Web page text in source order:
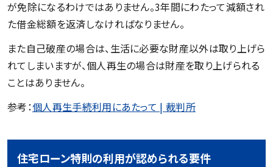
が免除になるわけではありません。3年間にわたって減額され
た借金総額を返済しなければなりません。
また自己破産の場合は、生活に必要な財産以外は取り上げら
れてしまいますが、個人再生の場合は財産を取り上げられる
ことはありません。
参考：個人再生手続利用にあたって | 裁判所
住宅ローン特則の利用が認められる要件